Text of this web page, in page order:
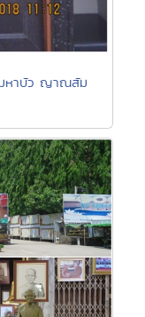
หาบัว ญาณสัม